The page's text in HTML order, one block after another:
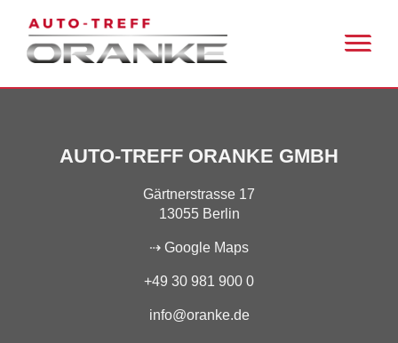
AUTO-TREFF ORANKE GMBH
Gärtnerstrasse 17
13055 Berlin
⇢ Google Maps
+49 30 981 900 0
info@oranke.de